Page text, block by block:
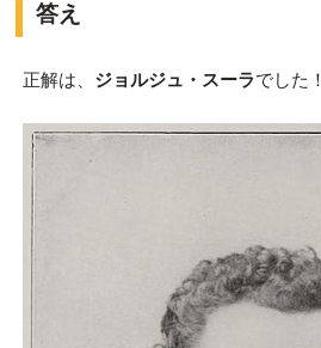
答え
正解は、 ジョルジュ・スーラでした！